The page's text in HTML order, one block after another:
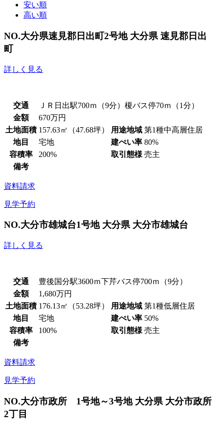
安い順
高い順
NO.大分県速見郡日出町2号地 大分県 速見郡日出
町
詳しく見る
交通
ＪＲ日出駅700ｍ（9分）榎バス停70ｍ（1分）
金額
670万円
土地面積 157.63㎡（47.68坪） 用途地域 第1種中高層住居
地目
宅地 建ぺい率 80%
容積率
200% 取引態様 売主
備考
資料請求
見学予約
NO.大分市雄城台1号地 大分県 大分市雄城台
詳しく見る
交通
豊後国分駅3600ｍ下芹バス停700ｍ（9分）
金額
1,680万円
土地面積 176.13㎡（53.28坪） 用途地域 第1種低層住居
地目
宅地 建ぺい率 50%
容積率
100% 取引態様 売主
備考
資料請求
見学予約
NO.大分市政所 1号地～3号地 大分県 大分市政所
2丁目